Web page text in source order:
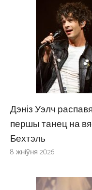
Дэніз Уэлч
першы танец на
Бехтэль
8 жніўня 2026